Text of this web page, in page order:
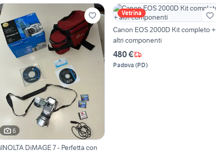
6
DiMAGE 7 - Perfetta con
Vetrina
Canon EOS 2000D Kit completo +
altri componenti
480 €
Padova (PD)